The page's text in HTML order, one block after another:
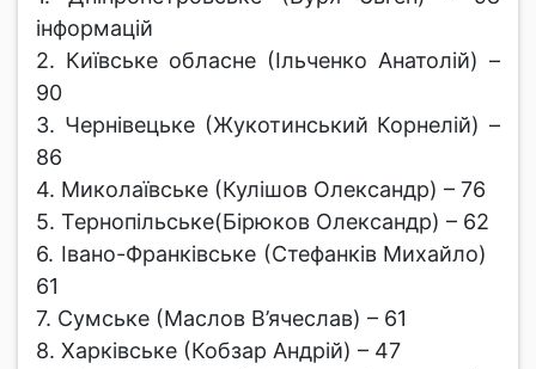
інформацій
2. Київське обласне (Ільченко Анатолій) –
90
3. Чернівецьке (Жукотинський Корнелій) –
86
4. Миколаївське (Кулішов Олександр) – 76
5. Тернопільське(Бірюков Олександр) – 62
6. Івано-Франківське (Стефанків Михайло)
61
7. Сумське (Маслов В’ячеслав) – 61
8. Харківське (Кобзар Андрій) – 47